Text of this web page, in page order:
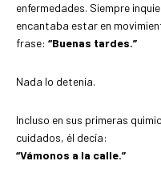
enfermedades. Siempre
encantaba estar en
frase: “Buenas tardes.”
Nada lo detenía.
Incluso en sus primeras
cuidados, él decía:
“Vámonos a la calle.”